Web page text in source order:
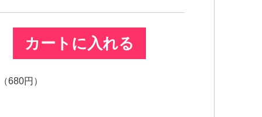
カートに入れる
680円）